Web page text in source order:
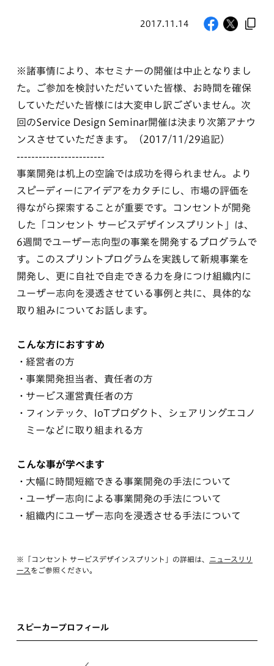
2017.11.14
※諸事情により、本セミナーの開催は中止となりまし
た。ご参加を検討いただいていた皆様、お時間を確保
していただいた皆様には大変申し訳ございません。次
回のService Design Seminar開催は決まり次第アナウ
ンスさせていただきます。（2017/11/29追記）
------------------------
事業開発は机上の空論では成功を得られません。より
スピーディーにアイデアをカタチにし、市場の評価を
得ながら探索することが重要です。コンセントが開発
した「コンセント サービスデザインスプリント」は、
6週間でユーザー志向型の事業を開発するプログラムで
す。このスプリントプログラムを実践して新規事業を
開発し、更に自社で自走できる力を身につけ組織内に
ユーザー志向を浸透させている事例と共に、具体的な
取り組みについてお話します。
こんな方におすすめ
経営者の方
事業開発担当者、責任者の方
サービス運営責任者の方
フィンテック、IoTプロダクト、シェアリングエコノ
ミーなどに取り組まれる方
こんな事が学べます
大幅に時間短縮できる事業開発の手法について
ユーザー志向による事業開発の手法について
組織内にユーザー志向を浸透させる手法について
※「コンセント サービスデザインスプリント」の詳細は、
ニュースリリ
ース をご参照ください。
スピーカープロフィール